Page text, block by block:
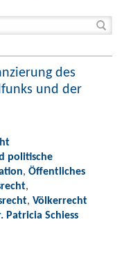
des
und der
politische
, Öffentliches
,
, Völkerrecht
Patricia Schiess